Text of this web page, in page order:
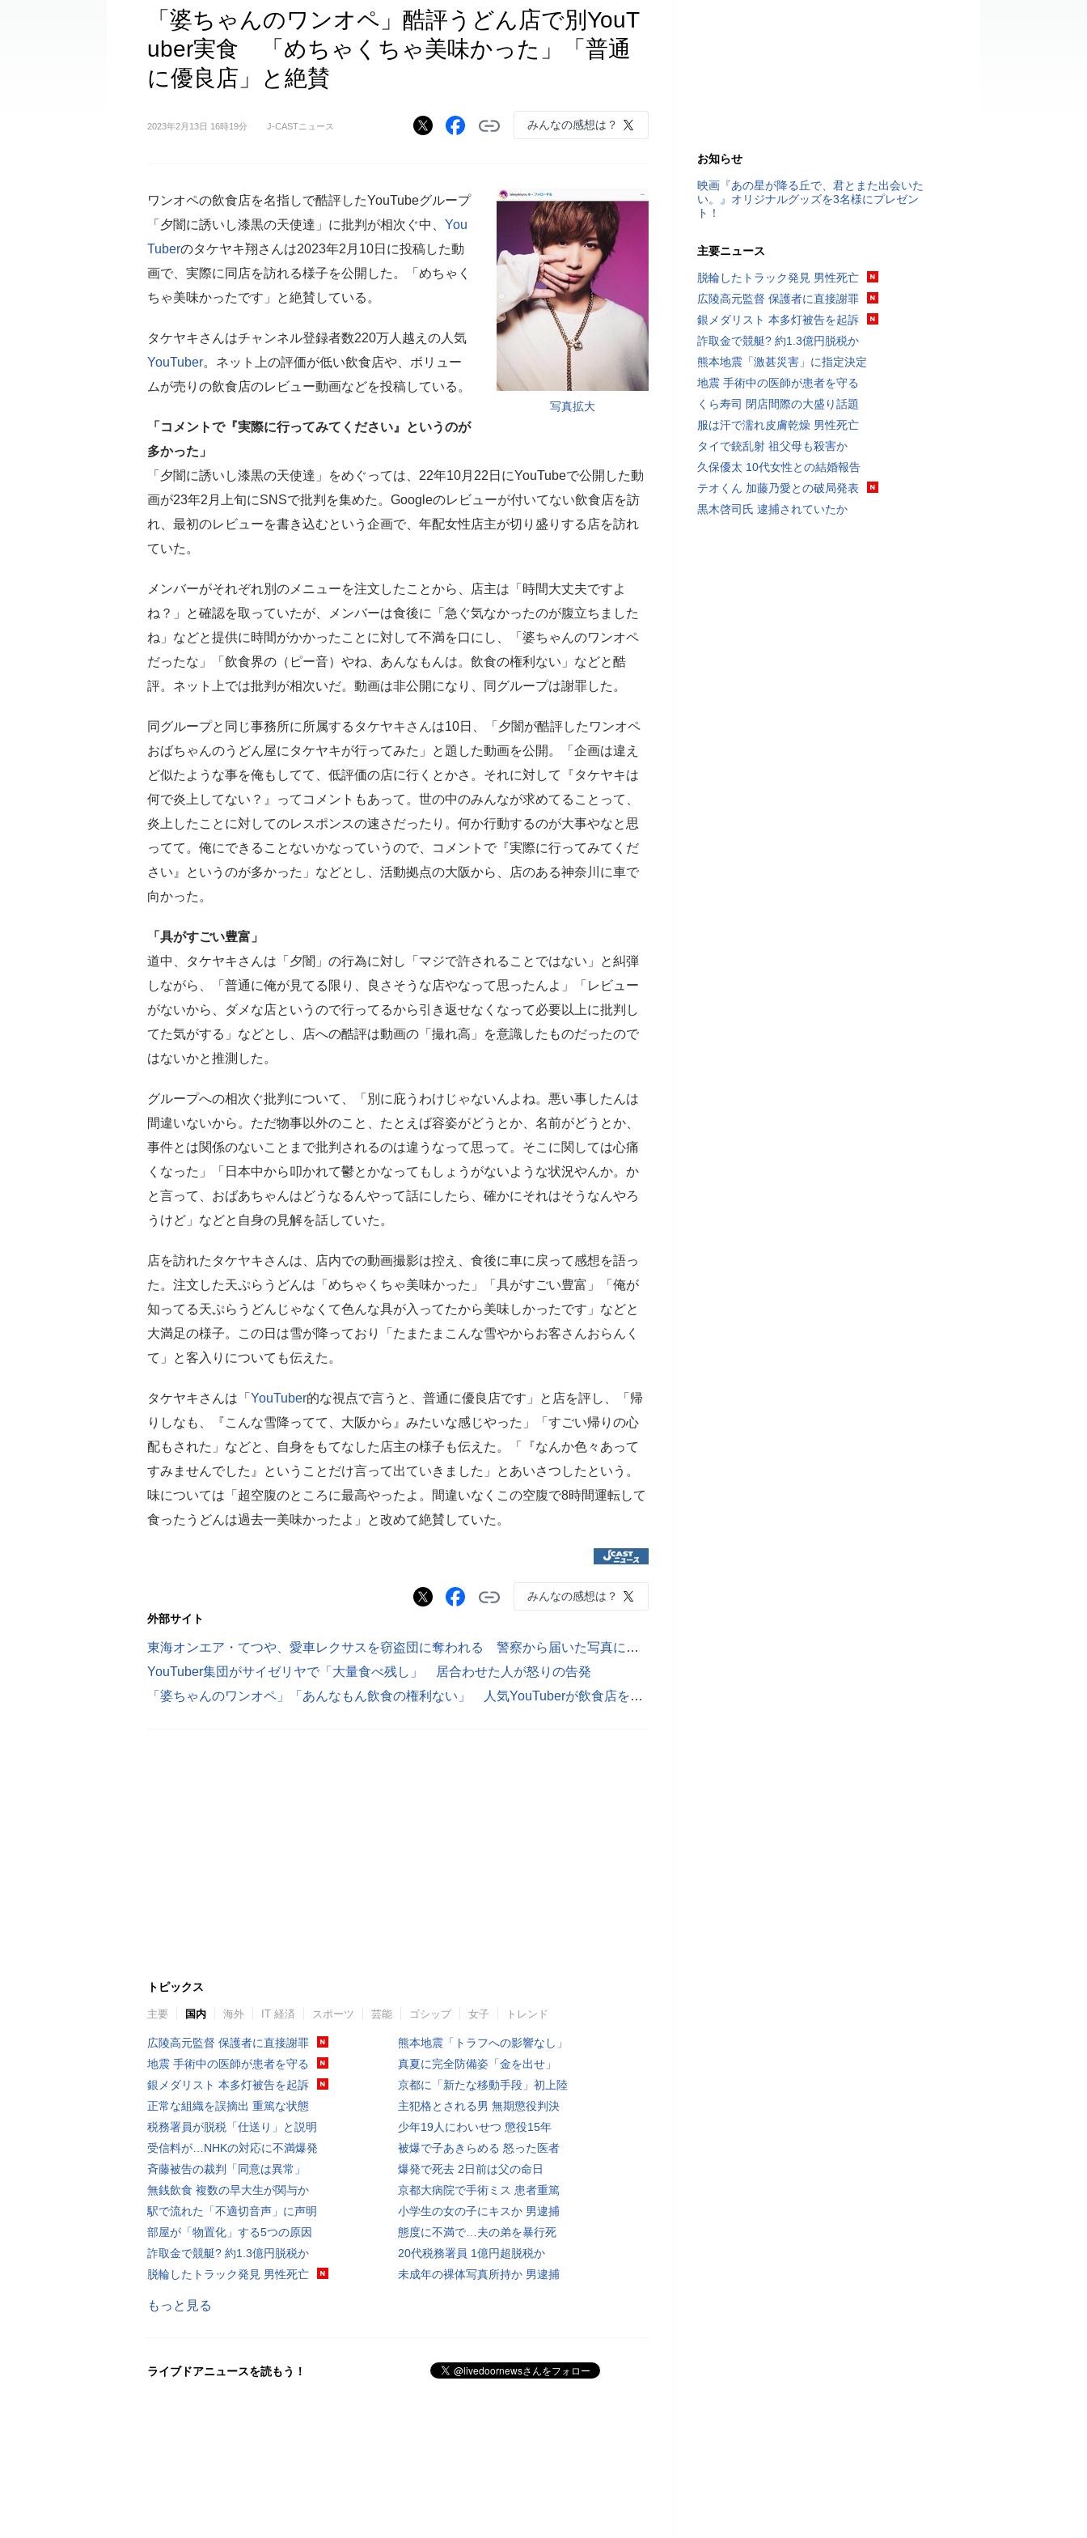
「婆ちゃんのワンオペ」酷評うどん店で別YouT
uber実食 「めちゃくちゃ美味かった」「普通
に優良店」と絶賛
2023年2月13日 16時19分 J-CASTニュース みんなの感想は？
写真拡大
ワンオペの飲食店を名指しで酷評したYouTubeグループ
「夕闇に誘いし漆黒の天使達」に批判が相次ぐ中、 You
Tuberのタケヤキ翔さんは2023年2月10日に投稿した動
画で、実際に同店を訪れる様子を公開した。「めちゃく
ちゃ美味かったです」と絶賛している。
タケヤキさんはチャンネル登録者数220万人越えの人気
YouTuber。ネット上の評価が低い飲食店や、ボリュー
ムが売りの飲食店のレビュー動画などを投稿している。
「コメントで『実際に行ってみてください』というのが
多かった」
「夕闇に誘いし漆黒の天使達」をめぐっては、22年10月22日にYouTubeで公開した動
画が23年2月上旬にSNSで批判を集めた。Googleのレビューが付いてない飲食店を訪
れ、最初のレビューを書き込むという企画で、年配女性店主が切り盛りする店を訪れ
ていた。
メンバーがそれぞれ別のメニューを注文したことから、店主は「時間大丈夫ですよ
ね？」と確認を取っていたが、メンバーは食後に「急ぐ気なかったのが腹立ちました
ね」などと提供に時間がかかったことに対して不満を口にし、「婆ちゃんのワンオペ
だったな」「飲食界の（ピー音）やね、あんなもんは。飲食の権利ない」などと酷
評。ネット上では批判が相次いだ。動画は非公開になり、同グループは謝罪した。
同グループと同じ事務所に所属するタケヤキさんは10日、「夕闇が酷評したワンオペ
おばちゃんのうどん屋にタケヤキが行ってみた」と題した動画を公開。「企画は違え
ど似たような事を俺もしてて、低評価の店に行くとかさ。それに対して『タケヤキは
何で炎上してない？』ってコメントもあって。世の中のみんなが求めてることって、
炎上したことに対してのレスポンスの速さだったり。何か行動するのが大事やなと思
ってて。俺にできることないかなっていうので、コメントで『実際に行ってみてくだ
さい』というのが多かった」などとし、活動拠点の大阪から、店のある神奈川に車で
向かった。
「具がすごい豊富」
道中、タケヤキさんは「夕闇」の行為に対し「マジで許されることではない」と糾弾
しながら、「普通に俺が見てる限り、良さそうな店やなって思ったんよ」「レビュー
がないから、ダメな店というので行ってるから引き返せなくなって必要以上に批判し
てた気がする」などとし、店への酷評は動画の「撮れ高」を意識したものだったので
はないかと推測した。
グループへの相次ぐ批判について、「別に庇うわけじゃないんよね。悪い事したんは
間違いないから。ただ物事以外のこと、たとえば容姿がどうとか、名前がどうとか、
事件とは関係のないことまで批判されるのは違うなって思って。そこに関しては心痛
くなった」「日本中から叩かれて鬱とかなってもしょうがないような状況やんか。か
と言って、おばあちゃんはどうなるんやって話にしたら、確かにそれはそうなんやろ
うけど」などと自身の見解を話していた。
店を訪れたタケヤキさんは、店内での動画撮影は控え、食後に車に戻って感想を語っ
た。注文した天ぷらうどんは「めちゃくちゃ美味かった」「具がすごい豊富」「俺が
知ってる天ぷらうどんじゃなくて色んな具が入ってたから美味しかったです」などと
大満足の様子。この日は雪が降っており「たまたまこんな雪やからお客さんおらんく
て」と客入りについても伝えた。
タケヤキさんは「 YouTuber的な視点で言うと、普通に優良店です」と店を評し、「帰
りしなも、『こんな雪降ってて、大阪から』みたいな感じやった」「すごい帰りの心
配もされた」などと、自身をもてなした店主の様子も伝えた。「『なんか色々あって
すみませんでした』ということだけ言って出ていきました」とあいさつしたという。
味については「超空腹のところに最高やったよ。間違いなくこの空腹で8時間運転して
食ったうどんは過去一美味かったよ」と改めて絶賛していた。
みんなの感想は？
外部サイト
東海オンエア・てつや、愛車レクサスを窃盗団に奪われる 警察から届いた写真にメンバー唖然
YouTuber集団がサイゼリヤで「大量食べ残し」 居合わせた人が怒りの告発
「婆ちゃんのワンオペ」「あんなもん飲食の権利ない」 人気YouTuberが飲食店を名指し酷評...批判殺到で動画非公開に
トピックス
主要 国内 海外 IT 経済 スポーツ 芸能 ゴシップ 女子 トレンド
広陵高元監督 保護者に直接謝罪
地震 手術中の医師が患者を守る
銀メダリスト 本多灯被告を起訴
正常な組織を誤摘出 重篤な状態
税務署員が脱税「仕送り」と説明
受信料が…NHKの対応に不満爆発
斉藤被告の裁判「同意は異常」
無銭飲食 複数の早大生が関与か
駅で流れた「不適切音声」に声明
部屋が「物置化」する5つの原因
詐取金で競艇? 約1.3億円脱税か
脱輪したトラック発見 男性死亡
熊本地震「トラフへの影響なし」
真夏に完全防備姿「金を出せ」
京都に「新たな移動手段」初上陸
主犯格とされる男 無期懲役判決
少年19人にわいせつ 懲役15年
被爆で子あきらめる 怒った医者
爆発で死去 2日前は父の命日
京都大病院で手術ミス 患者重篤
小学生の女の子にキスか 男逮捕
態度に不満で…夫の弟を暴行死
20代税務署員 1億円超脱税か
未成年の裸体写真所持か 男逮捕
もっと見る
ライブドアニュースを読もう！
お知らせ
映画『あの星が降る丘で、君とまた出会いた
い。』オリジナルグッズを3名様にプレゼン
ト！
主要ニュース
脱輪したトラック発見 男性死亡
広陵高元監督 保護者に直接謝罪
銀メダリスト 本多灯被告を起訴
詐取金で競艇? 約1.3億円脱税か
熊本地震「激甚災害」に指定決定
地震 手術中の医師が患者を守る
くら寿司 閉店間際の大盛り話題
服は汗で濡れ皮膚乾燥 男性死亡
タイで銃乱射 祖父母も殺害か
久保優太 10代女性との結婚報告
テオくん 加藤乃愛との破局発表
黒木啓司氏 逮捕されていたか